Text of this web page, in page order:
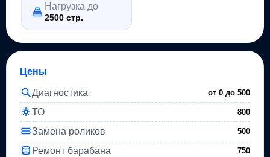
Нагрузка до
2500 стр.
Цены
Диагностика
от 0 до500
ТО 800
Замена роликов 500
Ремонт барабана 750